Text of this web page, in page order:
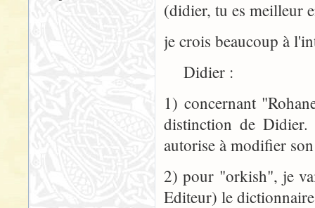
(didier, tu es meilleur
je crois beaucoup à
Didier :
1) concernant
distinction de Didier.
autorise à modifier
2) pour "orkish", je
Editeur) le